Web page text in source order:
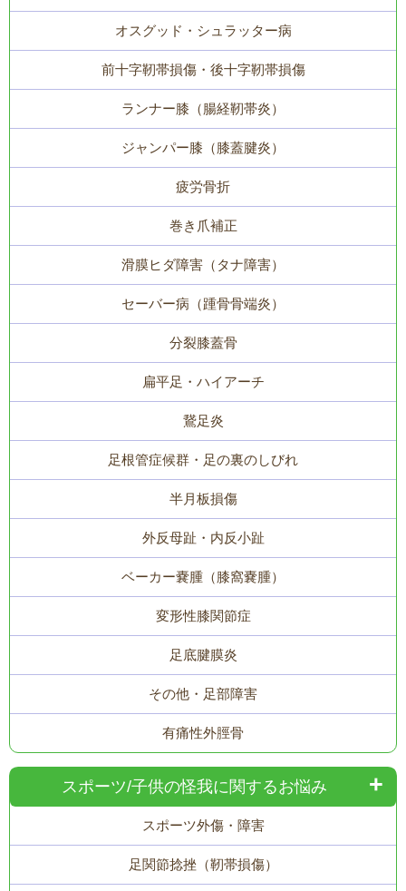
オスグッド・シュラッター病
前十字靭帯損傷・後十字靭帯損傷
ランナー膝（腸経靭帯炎）
ジャンパー膝（膝蓋腱炎）
疲労骨折
巻き爪補正
滑膜ヒダ障害（タナ障害）
セーバー病（踵骨骨端炎）
分裂膝蓋骨
扁平足・ハイアーチ
鵞足炎
足根管症候群・足の裏のしびれ
半月板損傷
外反母趾・内反小趾
ベーカー嚢腫（膝窩嚢腫）
変形性膝関節症
足底腱膜炎
その他・足部障害
有痛性外脛骨
スポーツ/子供の怪我に関するお悩み
スポーツ外傷・障害
足関節捻挫（靭帯損傷）